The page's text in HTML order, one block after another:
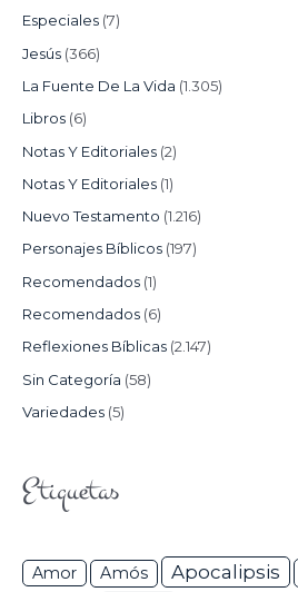
Especiales (7)
Jesús (366)
La Fuente De La Vida (1.305)
Libros (6)
Notas Y Editoriales (2)
Notas Y Editoriales (1)
Nuevo Testamento (1.216)
Personajes Bíblicos (197)
Recomendados (1)
Recomendados (6)
Reflexiones Bíblicas (2.147)
Sin Categoría (58)
Variedades (5)
Etiquetas
Amor Amós Apocalipsis